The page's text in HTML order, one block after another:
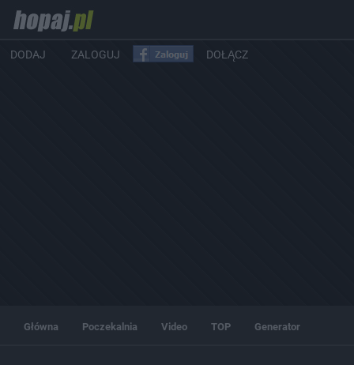
DODAJ ZALOGUJ DOŁĄCZ
Główna Poczekalnia Video TOP Generator